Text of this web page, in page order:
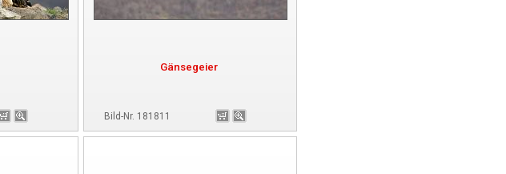
Gänsegeier
Bild-Nr. 181811